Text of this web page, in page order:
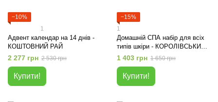
−10%
1
Адвент календар на 14 днів -
КОШТОВНИЙ РАЙ
2 277 грн 2 530 грн
Купити!
−15%
1
Домашній СПА набір для всіх
типів шкіри - КОРОЛІВСЬКИЙ
КОКОС
1 403 грн 1 650 грн
Купити!